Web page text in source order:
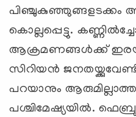
കൊല്ലപ്പെട്ടു.
ആക്രമണങ്ങള്‍ക്ക്
സിറിയന്‍
പറയാനും
പശ്ചിമേഷ്യയില്‍.